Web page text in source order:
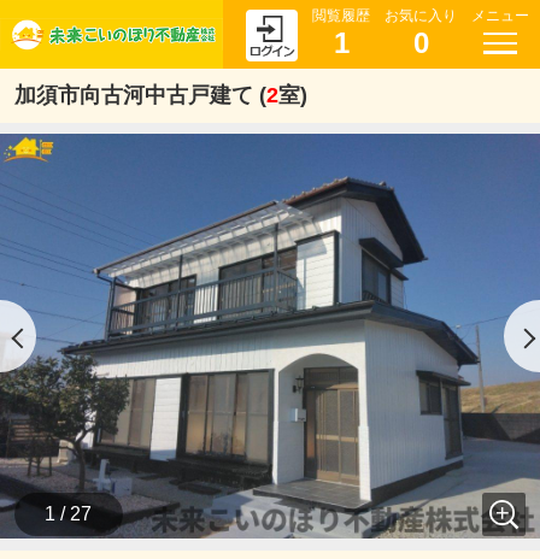
閲覧履歴
1
お気に入り
0
メニュー
加須市向古河中古戸建て (2室)
1 / 27